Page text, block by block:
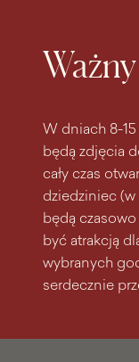
W dniach 8-
będą zdjęcia
cały czas
dziedziniec
będą
być atrakcją
wybranych
serdecznie